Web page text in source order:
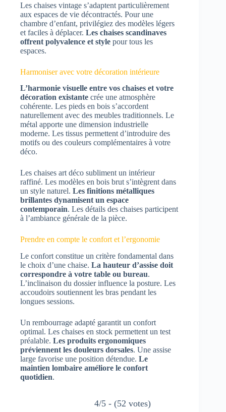
Les chaises vintage s’adaptent particulièrement
aux espaces de vie décontractés. Pour une
chambre d’enfant, privilégiez des modèles légers
et faciles à déplacer. Les chaises scandinaves
offrent polyvalence et style pour tous les
espaces.
Harmoniser avec votre décoration intérieure
L’harmonie visuelle entre vos chaises et votre
décoration existante crée une atmosphère
cohérente. Les pieds en bois s’accordent
naturellement avec des meubles traditionnels. Le
métal apporte une dimension industrielle
moderne. Les tissus permettent d’introduire des
motifs ou des couleurs complémentaires à votre
déco.
Les chaises art déco subliment un intérieur
raffiné. Les modèles en bois brut s’intègrent dans
un style naturel. Les finitions métalliques
brillantes dynamisent un espace
contemporain. Les détails des chaises participent
à l’ambiance générale de la pièce.
Prendre en compte le confort et l’ergonomie
Le confort constitue un critère fondamental dans
le choix d’une chaise. La hauteur d’assise doit
correspondre à votre table ou bureau.
L’inclinaison du dossier influence la posture. Les
accoudoirs soutiennent les bras pendant les
longues sessions.
Un rembourrage adapté garantit un confort
optimal. Les chaises en stock permettent un test
préalable. Les produits ergonomiques
préviennent les douleurs dorsales. Une assise
large favorise une position détendue. Le
maintien lombaire améliore le confort
quotidien.
4/5 - (52 votes)